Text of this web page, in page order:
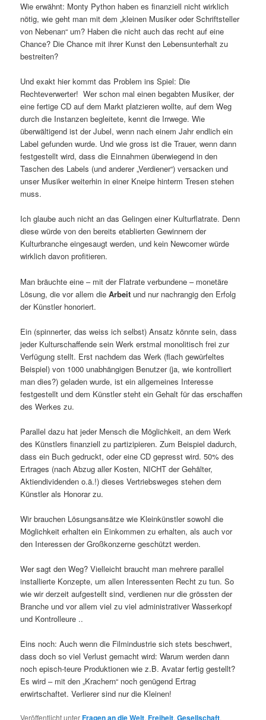
Wie erwähnt: Monty Python haben es finanziell nicht wirklich
nötig, wie geht man mit dem „kleinen Musiker oder Schriftsteller
von Nebenan“ um? Haben die nicht auch das recht auf eine
Chance? Die Chance mit ihrer Kunst den Lebensunterhalt zu
bestreiten?
Und exakt hier kommt das Problem ins Spiel: Die
Rechteverwerter! Wer schon mal einen begabten Musiker, der
eine fertige CD auf dem Markt platzieren wollte, auf dem Weg
durch die Instanzen begleitete, kennt die Irrwege. Wie
überwältigend ist der Jubel, wenn nach einem Jahr endlich ein
Label gefunden wurde. Und wie gross ist die Trauer, wenn dann
festgestellt wird, dass die Einnahmen überwiegend in den
Taschen des Labels (und anderer „Verdiener“) versacken und
unser Musiker weiterhin in einer Kneipe hinterm Tresen stehen
muss.
Ich glaube auch nicht an das Gelingen einer Kulturflatrate. Denn
diese würde von den bereits etablierten Gewinnern der
Kulturbranche eingesaugt werden, und kein Newcomer würde
wirklich davon profitieren.
Man bräuchte eine – mit der Flatrate verbundene – monetäre
Lösung, die vor allem dieArbeit und nur nachrangig den Erfolg
der Künstler honoriert.
Ein (spinnerter, das weiss ich selbst) Ansatz könnte sein, dass
jeder Kulturschaffende sein Werk erstmal monolitisch frei zur
Verfügung stellt. Erst nachdem das Werk (flach gewürfeltes
Beispiel) von 1000 unabhängigen Benutzer (ja, wie kontrolliert
man dies?) geladen wurde, ist ein allgemeines Interesse
festgestellt und dem Künstler steht ein Gehalt für das erschaffen
des Werkes zu.
Parallel dazu hat jeder Mensch die Möglichkeit, an dem Werk
des Künstlers finanziell zu partizipieren. Zum Beispiel dadurch,
dass ein Buch gedruckt, oder eine CD gepresst wird. 50% des
Ertrages (nach Abzug aller Kosten, NICHT der Gehälter,
Aktiendividenden o.ä.!) dieses Vertriebsweges stehen dem
Künstler als Honorar zu.
Wir brauchen Lösungsansätze wie Kleinkünstler sowohl die
Möglichkeit erhalten ein Einkommen zu erhalten, als auch vor
den Interessen der Großkonzerne geschützt werden.
Wer sagt den Weg? Vielleicht braucht man mehrere parallel
installierte Konzepte, um allen Interessenten Recht zu tun. So
wie wir derzeit aufgestellt sind, verdienen nur die grössten der
Branche und vor allem viel zu viel administrativer Wasserkopf
und Kontrolleure ..
Eins noch: Auch wenn die Filmindustrie sich stets beschwert,
dass doch so viel Verlust gemacht wird: Warum werden dann
noch episch-teure Produktionen wie z.B. Avatar fertig gestellt?
Es wird – mit den „Krachern“ noch genügend Ertrag
erwirtschaftet. Verlierer sind nur die Kleinen!
Veröffentlicht unterFragen an die Welt,Freiheit,Gesellschaft,